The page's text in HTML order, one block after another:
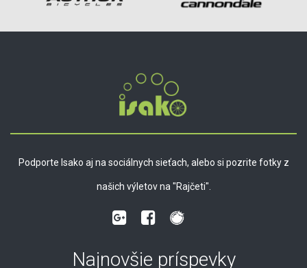
Podporte Isako aj na sociálnych sieťach, alebo si pozrite fotky z
našich výletov na "Rajčeti".
Najnovšie príspevky